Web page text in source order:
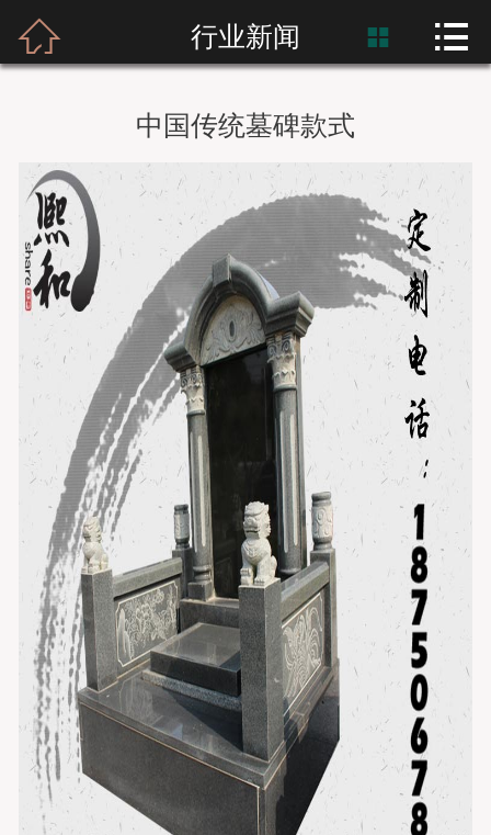
首页
新闻资讯
产品展示
产品应用
工程案例
 行业新闻  
中国传统墓碑款式